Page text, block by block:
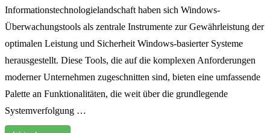
Informationstechnologielandschaft haben sich Windows-
Überwachungstools als zentrale Instrumente zur Gewährleistung der
optimalen Leistung und Sicherheit Windows-basierter Systeme
herausgestellt. Diese Tools, die auf die komplexen Anforderungen
moderner Unternehmen zugeschnitten sind, bieten eine umfassende
Palette an Funktionalitäten, die weit über die grundlegende
Systemverfolgung …